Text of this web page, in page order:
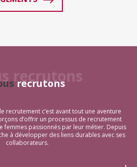
recrutons
recrutons
recrutement c’est avant tout une aventure
d’offrir un processus de recrutement
femmes passionnés par leur métier. Depuis
à développer des liens durables avec ses
collaborateurs.